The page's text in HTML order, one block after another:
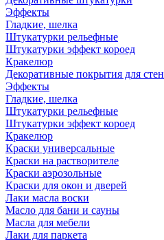
Эффекты
Гладкие, шелка
Штукатурки рельефные
Штукатурки эффект короед
Кракелюр
Декоративные покрытия для стен
Эффекты
Гладкие, шелка
Штукатурки рельефные
Штукатурки эффект короед
Кракелюр
Краски универсальные
Краски на растворителе
Краски аэрозольные
Краски для окон и дверей
Лаки масла воски
Масло для бани и сауны
Масла для мебели
Лаки для паркета